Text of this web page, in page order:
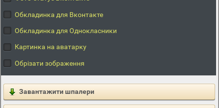
Обкладинка для Вконтакте
Обкладинка для Однокласники
Картинка на аватарку
Обрізати зображення
Завантажити шпалери